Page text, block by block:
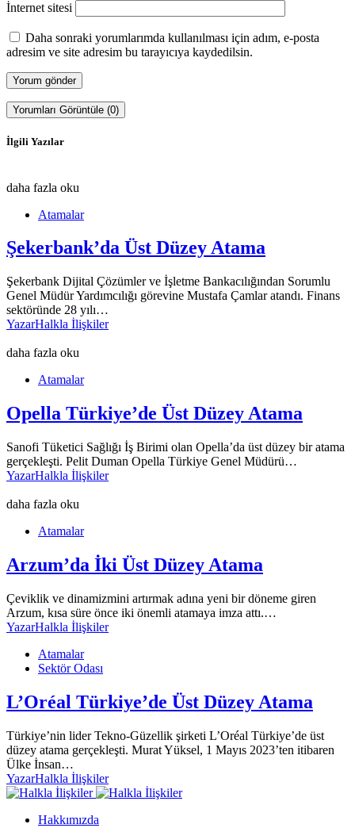
İnternet sitesi
Daha sonraki yorumlarımda kullanılması için adım, e-posta
adresim ve site adresim bu tarayıcıya kaydedilsin.
Yorumları Görüntüle (0)
İlgili Yazılar
daha fazla oku
Atamalar
Şekerbank’da Üst Düzey Atama
Şekerbank Dijital Çözümler ve İşletme Bankacılığından Sorumlu
Genel Müdür Yardımcılığı görevine Mustafa Çamlar atandı. Finans
sektöründe 28 yılı…
YazarHalkla İlişkiler
daha fazla oku
Atamalar
Opella Türkiye’de Üst Düzey Atama
Sanofi Tüketici Sağlığı İş Birimi olan Opella’da üst düzey bir atama
gerçekleşti. Pelit Duman Opella Türkiye Genel Müdürü…
YazarHalkla İlişkiler
daha fazla oku
Atamalar
Arzum’da İki Üst Düzey Atama
Çeviklik ve dinamizmini artırmak adına yeni bir döneme giren
Arzum, kısa süre önce iki önemli atamaya imza attı.…
YazarHalkla İlişkiler
Atamalar
Sektör Odası
L’Oréal Türkiye’de Üst Düzey Atama
Türkiye’nin lider Tekno-Güzellik şirketi L’Oréal Türkiye’de üst
düzey atama gerçekleşti. Murat Yüksel, 1 Mayıs 2023’ten itibaren
Ülke İnsan…
YazarHalkla İlişkiler
Hakkımızda